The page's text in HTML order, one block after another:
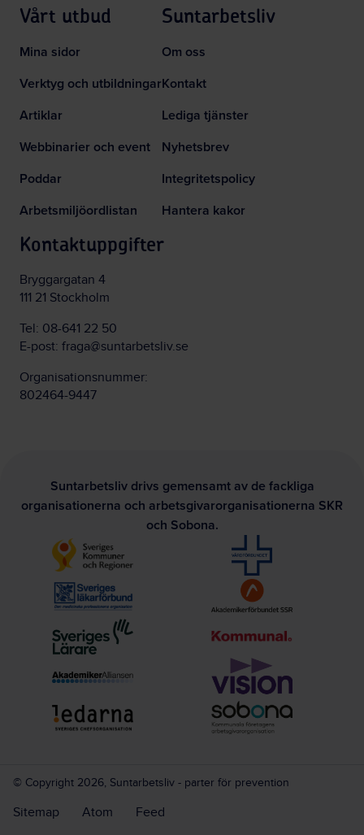
Vårt utbud
Mina sidor
Verktyg och utbildningar
Artiklar
Webbinarier och event
Poddar
Arbetsmiljöordlistan
Suntarbetsliv
Om oss
Kontakt
Lediga tjänster
Nyhetsbrev
Integritetspolicy
Hantera kakor
Kontaktuppgifter
Bryggargatan 4
111 21 Stockholm
Tel: 08-641 22 50
E-post: fraga@suntarbetsliv.se
Organisationsnummer:
802464-9447
Suntarbetsliv drivs gemensamt av de fackliga
organisationerna och arbetsgivarorganisationerna SKR
och Sobona.
© Copyright 2026, Suntarbetsliv - parter för prevention
Sitemap Atom Feed